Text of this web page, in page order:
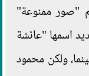
"صور ممنوعة"
اسمها "عائشة
ولكن محمود